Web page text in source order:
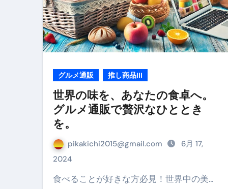
金融ブラックでも毎日「ビット
【輸入消費税】輸入に消費税は
この動画は国にすぐ消されま
意外にありえる？日経平均
アフィリエイト【稼げるキー
【必見】融資受けるなら”コレ”
【PR】フリーランス必見！入
グルメ通販 推し商品III
世界の味を、あなたの食卓へ。
グルメ通販で贅沢なひととき
を。
pikakichi2015@gmail.com
6月 17,
2024
食べることが好きな方必見！世界中の美…